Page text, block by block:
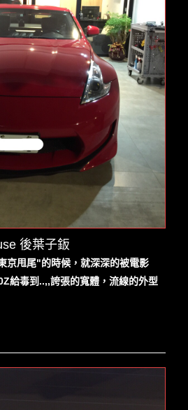
後葉子鈑
京甩尾"的時候，就深深的被電影
給毒到..,,誇張的寬體，流線的外型